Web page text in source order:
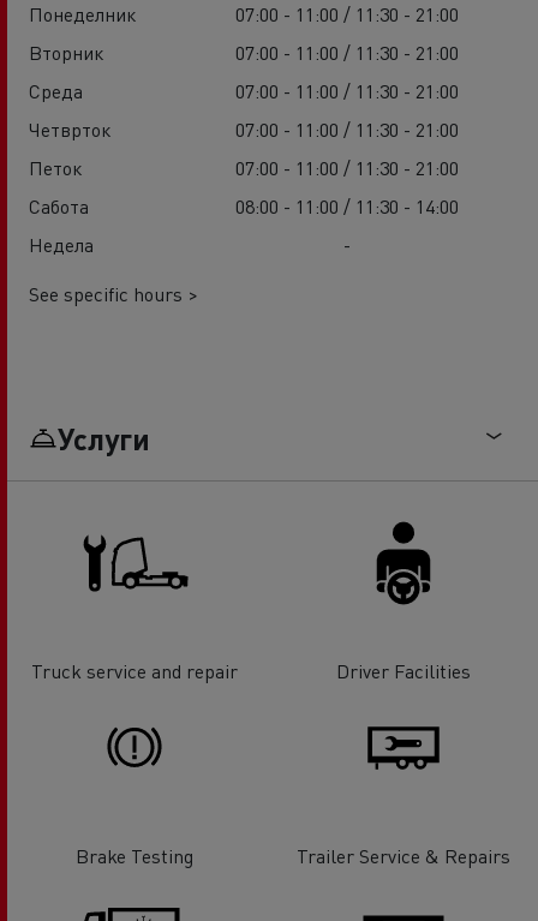
Понеделник
07:00 - 11:00 / 11:30 - 21:00
Вторник
07:00 - 11:00 / 11:30 - 21:00
Среда
07:00 - 11:00 / 11:30 - 21:00
Четврток
07:00 - 11:00 / 11:30 - 21:00
Петок
07:00 - 11:00 / 11:30 - 21:00
Сабота
08:00 - 11:00 / 11:30 - 14:00
Недела
-
See specific hours >
Услуги
Truck service and repair Driver Facilities
Brake Testing Trailer Service & Repairs